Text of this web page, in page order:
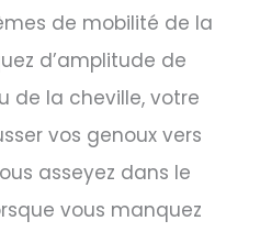
de mobilité de la
d’amplitude de
de la cheville, votre
vos genoux vers
asseyez dans le
vous manquez